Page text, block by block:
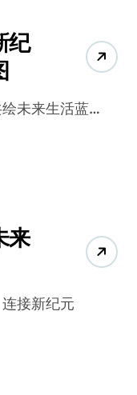
纪
绘未来生活蓝…
来
连接新纪元